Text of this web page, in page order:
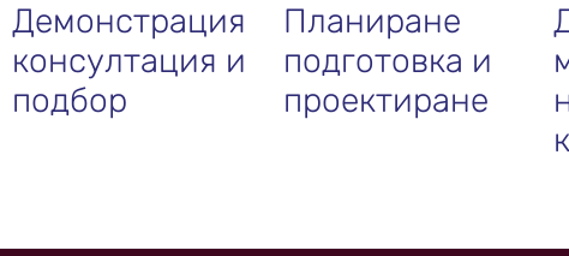
Демонстрация
консултация и
подбор
Планиране
подготовка и
проектиране